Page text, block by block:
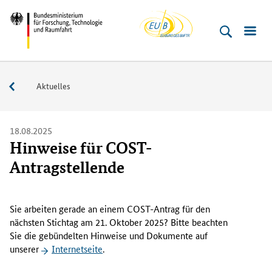
Direkt
zum
Inhalt
(Eingabetaste)
Direkt
zum
Hauptmenu
(Eingabetaste)
Direkt
zur
Suche
(Eingabetaste)
Direkt
zur
Fußleiste
(Enter)
Bundesministerium
Technologie
Buero
Service
Aktuelles
18.08.2025
Hinweise für COST-
Antragstellende
i
e
d
e
Sie arbeiten gerade an einem COST-Antrag für den
nächsten Stichtag am 21. Oktober 2025? Bitte beachten
Sie die gebündelten Hinweise und Dokumente auf
unserer
Internetseite.